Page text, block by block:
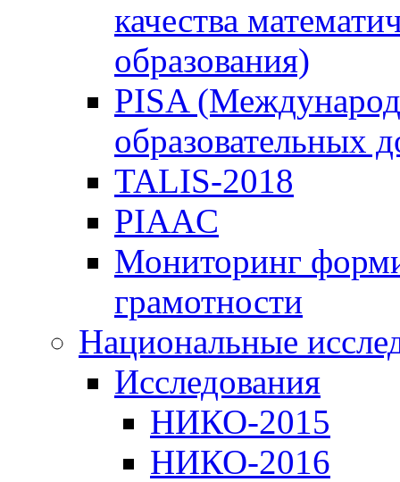
качества
образования)
PISA
образовательных
TALIS-2018
PIAAC
Мониторинг
грамотности
Национальные
Исследования
НИКО-2015
НИКО-2016